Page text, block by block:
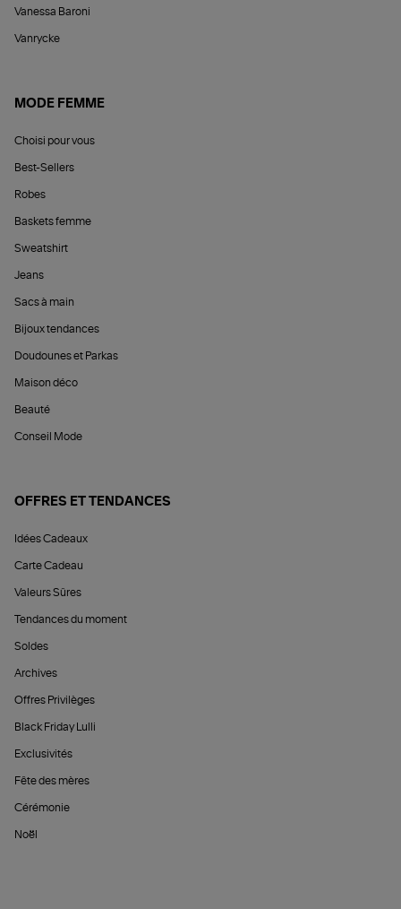
Vanessa Baroni
Vanrycke
MODE FEMME
Choisi pour vous
Best-Sellers
Robes
Baskets femme
Sweatshirt
Jeans
Sacs à main
Bijoux tendances
Doudounes et Parkas
Maison déco
Beauté
Conseil Mode
OFFRES ET TENDANCES
Idées Cadeaux
Carte Cadeau
Valeurs Sûres
Tendances du moment
Soldes
Archives
Offres Privilèges
Black Friday Lulli
Exclusivités
Fête des mères
Cérémonie
Noël